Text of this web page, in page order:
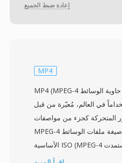
إعادة ضبط الجميع
MP4
MP4 (MPEG-4 الجزء 14) هي صيغة حاوية الوسائط
في العالم، مُعيّرة من قبل
المتحركة كجزء من مواصفات
MPEG-4 عام 2003. مبنية على صيغة ملفات الوسائط
الأساسية ISO (MPEG-4 الجزء 12)، التي استمدت
بدورها من حاوية Apple QuickTime، تستخدم MP4